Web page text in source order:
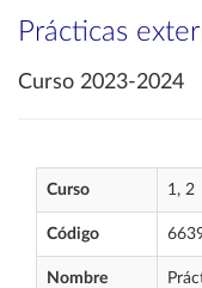
Prácticas
Curso 2023-2024
Curso 1, 2
Código
Nombre